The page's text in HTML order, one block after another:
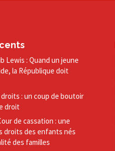
Lewis : Quand un jeune
la République doit
: un coup de boutoir
droit
de cassation : une
droits des enfants nés
des familles